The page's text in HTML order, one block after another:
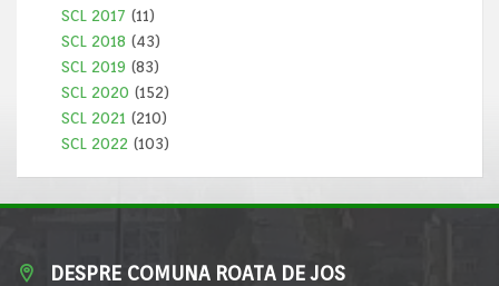
SCL 2017 (11)
SCL 2018 (43)
SCL 2019 (83)
SCL 2020 (152)
SCL 2021 (210)
SCL 2022 (103)
DESPRE COMUNA ROATA DE JOS